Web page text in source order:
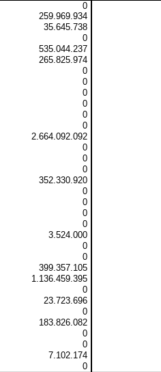
0
259.969.934
35.645.738
0
535.044.237
265.825.974
0
0
0
0
0
0
2.664.092.092
0
0
0
352.330.920
0
0
0
0
3.524.000
0
0
399.357.105
1.136.459.395
0
23.723.696
0
183.826.082
0
0
7.102.174
0